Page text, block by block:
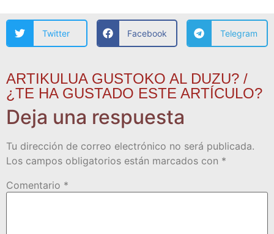
Twitter Facebook Telegram
ARTIKULUA GUSTOKO AL DUZU? /
¿TE HA GUSTADO ESTE ARTÍCULO?
Deja una respuesta
Tu dirección de correo electrónico no será publicada.
Los campos obligatorios están marcados con *
Comentario *